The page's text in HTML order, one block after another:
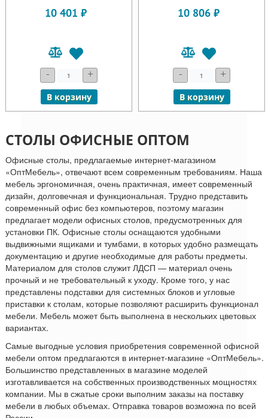
10 401 ₽
- +
В корзину
10 806 ₽
- +
В корзину
СТОЛЫ ОФИСНЫЕ ОПТОМ
Офисные столы, предлагаемые интернет-магазином
«ОптМебель», отвечают всем современным требованиям. Наша
мебель эргономичная, очень практичная, имеет современный
дизайн, долговечная и функциональная. Трудно представить
современный офис без компьютеров, поэтому магазин
предлагает модели офисных столов, предусмотренных для
установки ПК. Офисные столы оснащаются удобными
выдвижными ящиками и тумбами, в которых удобно размещать
документацию и другие необходимые для работы предметы.
Материалом для столов служит ЛДСП — материал очень
прочный и не требовательный к уходу. Кроме того, у нас
представлены подставки для системных блоков и угловые
приставки к столам, которые позволяют расширить функционал
мебели. Мебель может быть выполнена в нескольких цветовых
вариантах.
Самые выгодные условия приобретения современной офисной
мебели оптом предлагаются в интернет-магазине «ОптМебель».
Большинство представленных в магазине моделей
изготавливается на собственных производственных мощностях
компании. Мы в сжатые сроки выполним заказы на поставку
мебели в любых объемах. Отправка товаров возможна по всей